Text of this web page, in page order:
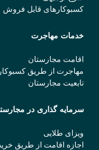
کسبوکارهای قابل فروش
خدمات مهاجرت
اقامت مجارستان
مهاجرت از طریق کسبوکار
تابعیت مجارستان
سرمایه گذاری در
ویزای طلایی
اجازه اقامت از طریق